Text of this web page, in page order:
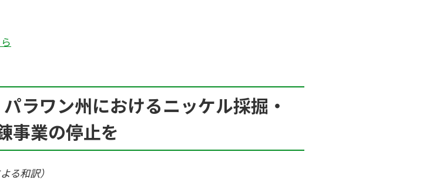
ラワン州におけるニッケル採掘・
事業の停止を
る和訳）